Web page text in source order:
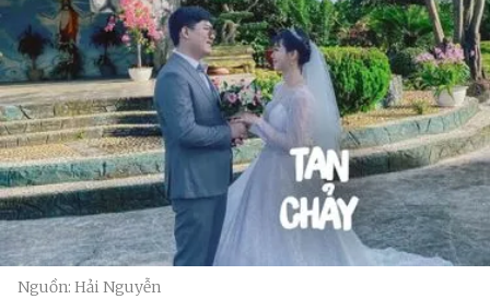
Nguồn: Hải Nguyễn